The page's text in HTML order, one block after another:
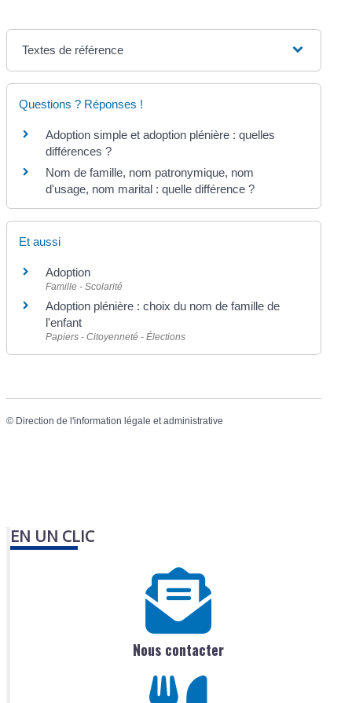
Textes de référence
Questions ? Réponses !
Adoption simple et adoption plénière : quelles
différences ?
Nom de famille, nom patronymique, nom
d'usage, nom marital : quelle différence ?
Et aussi
Adoption
Famille - Scolarité
Adoption plénière : choix du nom de famille de
l'enfant
Papiers - Citoyenneté - Élections
© Direction de l'information légale et administrative
EN UN CLIC
Nous contacter